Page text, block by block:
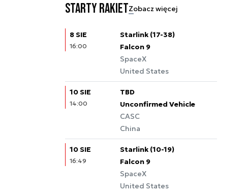
Starty rakietZobacz więcej
8 SIE
16:00
Starlink (17-38)
Falcon 9
SpaceX
United States
10 SIE
14:00
TBD
Unconfirmed Vehicle
CASC
China
10 SIE
16:49
Starlink (10-19)
Falcon 9
SpaceX
United States